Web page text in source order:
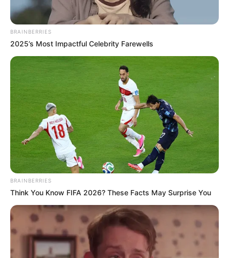
BRAINBERRIES
2025’s Most Impactful Celebrity Farewells
BRAINBERRIES
Think You Know FIFA 2026? These Facts May Surprise You